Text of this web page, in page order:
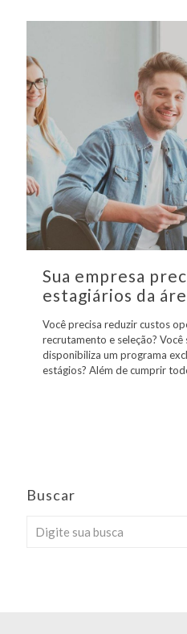
Sua empresa
estagiários da
Você precisa reduzir custos
recrutamento e seleção?
disponibiliza um programa
estágios? Além de cumprir
Buscar